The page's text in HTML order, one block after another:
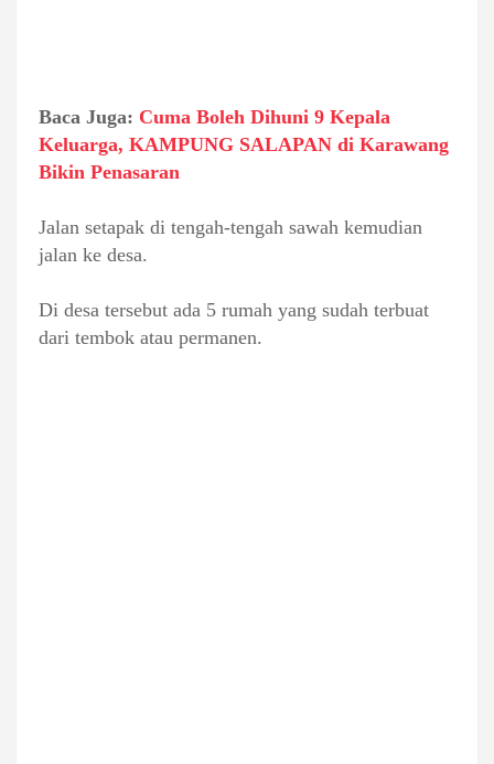
Baca Juga: Cuma Boleh Dihuni 9 Kepala
Keluarga, KAMPUNG SALAPAN di Karawang
Bikin Penasaran
Jalan setapak di tengah-tengah sawah kemudian
jalan ke desa.
Di desa tersebut ada 5 rumah yang sudah terbuat
dari tembok atau permanen.